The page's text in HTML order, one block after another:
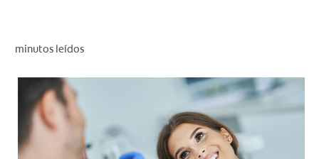
PARA PROFESIONALES
minutos leídos